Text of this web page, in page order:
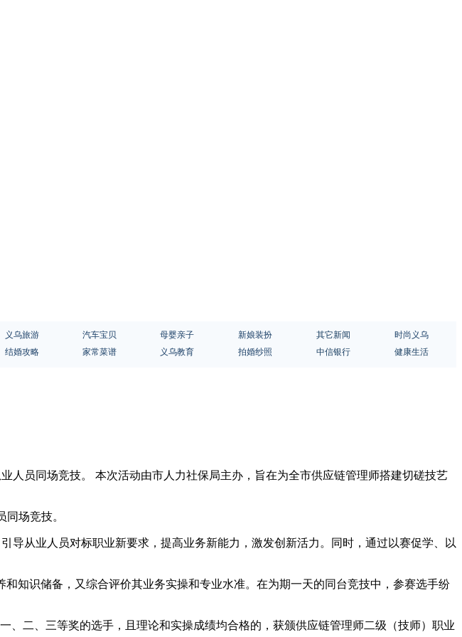
义乌旅游 汽车宝贝 母婴亲子 新娘装扮 其它新闻
时尚义乌
结婚攻略 家常菜谱 义乌教育 拍婚纱照 中信银行 健康生活
人员同场竞技。 本次活动由市人力社保局主办，旨在为全市供应链管理师搭建切磋技艺
场竞技。
从业人员对标职业新要求，提高业务新能力，激发创新活力。同时，通过以赛促学、以
知识储备，又综合评价其业务实操和专业水准。在为期一天的同台竞技中，参赛选手纷
二、三等奖的选手，且理论和实操成绩均合格的，获颁供应链管理师二级（技师）职业